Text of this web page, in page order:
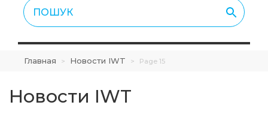
Главная > Новости IWT > Page 15
Новости IWT